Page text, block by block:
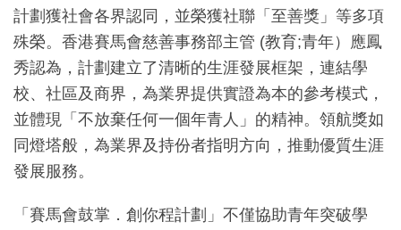
計劃獲社會各界認同，並榮獲社聯「至善獎」等多項
殊榮。香港賽馬會慈善事務部主管 (教育;青年）應鳳
秀認為，計劃建立了清晰的生涯發展框架，連結學
校、社區及商界，為業界提供實證為本的參考模式，
並體現「不放棄任何一個年青人」的精神。領航獎如
同燈塔般，為業界及持份者指明方向，推動優質生涯
發展服務。
「賽馬會鼓掌．創你程計劃」不僅協助青年突破學